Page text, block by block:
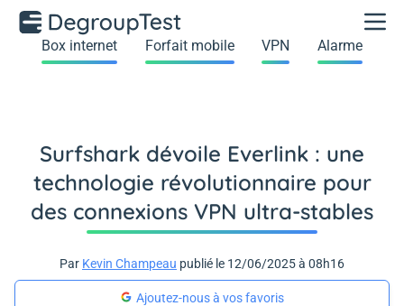
Box internet Forfait mobile VPN Alarme
Surfshark dévoile Everlink : une
technologie révolutionnaire pour
des connexions VPN ultra-stables
Par Kevin Champeau publié le 12/06/2025 à 08h16
Ajoutez-nous à vos favoris